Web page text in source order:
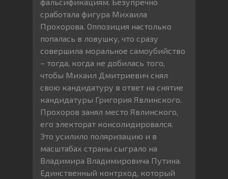
сработала фигура Михаила
Прохорова. Оппозиция настолько
попалась в ловушку, что сразу
совершила моральное самоубийство
– тогда, когда не добилась того,
чтобы Михаил Дмитриевич снял
свою кандидатуру в ответ на снятие
кандидатуры Григория Явлинского.
Прохоров занял место Явлинского,
его электорат консолидировался.
Это усилило поляризацию и в
масштабах страны сыграло на
Владимира Владимировича Путина.
Единственный контрход, который